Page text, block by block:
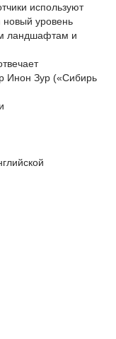
используют
новый уровень
ландшафтам и
Инон Зур («Сибирь